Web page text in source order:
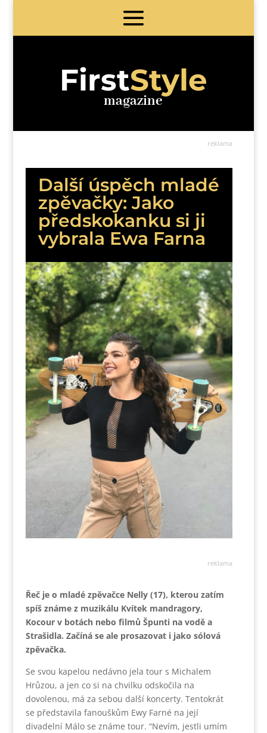
FirstStyle
magazine
reklama
Další úspěch mladé
zpěvačky: Jako
předskokanku si ji
vybrala Ewa Farna
reklama
Řeč je o mladé zpěvačce Nelly (17), kterou zatím
spíš známe z muzikálu Kvítek mandragory,
Kocour v botách nebo filmů Špunti na vodě a
Strašidla. Začíná se ale prosazovat i jako sólová
zpěvačka.
Se svou kapelou nedávno jela tour s Michalem
Hrůzou, a jen co si na chvilku odskočila na
dovolenou, má za sebou další koncerty. Tentokrát
se představila fanouškům Ewy Farné na její
divadelní Málo se známe tour. “Nevím, jestli umím